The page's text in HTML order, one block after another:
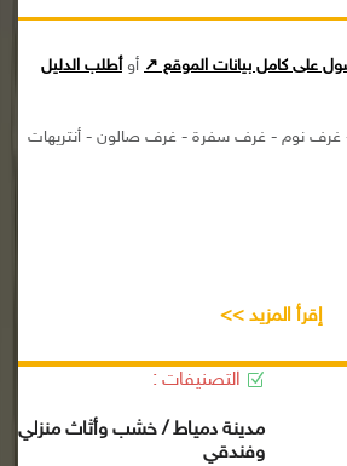
على كامل بيانات الموقع ↗ أوأطلب الدليل
- غرف نوم - غرف سفرة - غرف صالون - أنتريهات
إقرأ المزيد >>
التصنيفات :
مدينة دمياط / خشب وأثاث منزلي
وفندقي